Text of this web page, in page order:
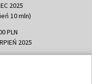
2025
10 mln)
PLN
2025
PLN